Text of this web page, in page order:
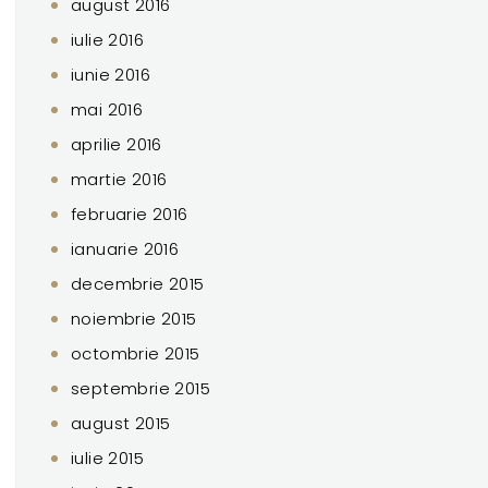
august 2016
iulie 2016
iunie 2016
mai 2016
aprilie 2016
martie 2016
februarie 2016
ianuarie 2016
decembrie 2015
noiembrie 2015
octombrie 2015
septembrie 2015
august 2015
iulie 2015